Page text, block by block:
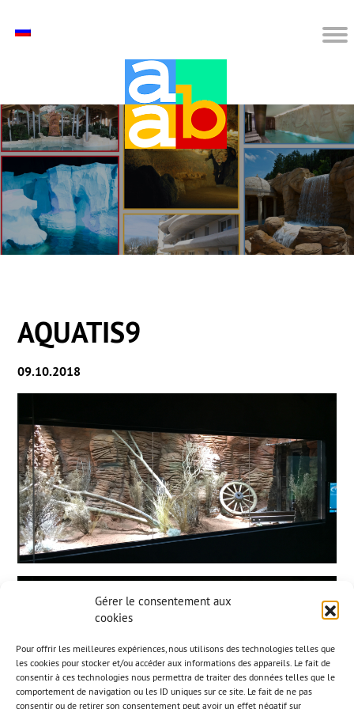
Gérer le consentement aux
cookies
Pour offrir les meilleures expériences, nous utilisons des technologies telles que
les cookies pour stocker et/ou accéder aux informations des appareils. Le fait de
consentir à ces technologies nous permettra de traiter des données telles que le
comportement de navigation ou les ID uniques sur ce site. Le fait de ne pas
consentir ou de retirer son consentement peut avoir un effet négatif sur
AQUATIS9
09.10.2018